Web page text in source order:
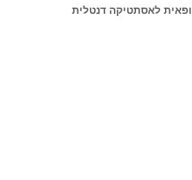
לאסתטיקה דנטלית